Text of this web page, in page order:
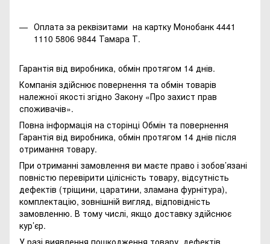
Оплата за реквізитами на картку Монобанк 4441
1110 5806 9844 Тамара Т.
Гарантія від виробника, обмін протягом 14 днів.
Компанія здійснює повернення та обмін товарів
належної якості згідно Закону «Про захист прав
споживачів».
Повна інформація на сторінці Обмін та повернення
Гарантія від виробника, обмін протягом 14 днів після
отримання товару.
При отриманні замовлення ви маєте право і зобов’язані
повністю перевірити цілісність товару, відсутність
дефектів (тріщини, царатини, зламана фурнітура),
комплектацію, зовнішній вигляд, відповідність
замовленню. В тому числі, якщо доставку здійснює
кур’єр.
У разі виявлення пошкодження товару, дефектів,